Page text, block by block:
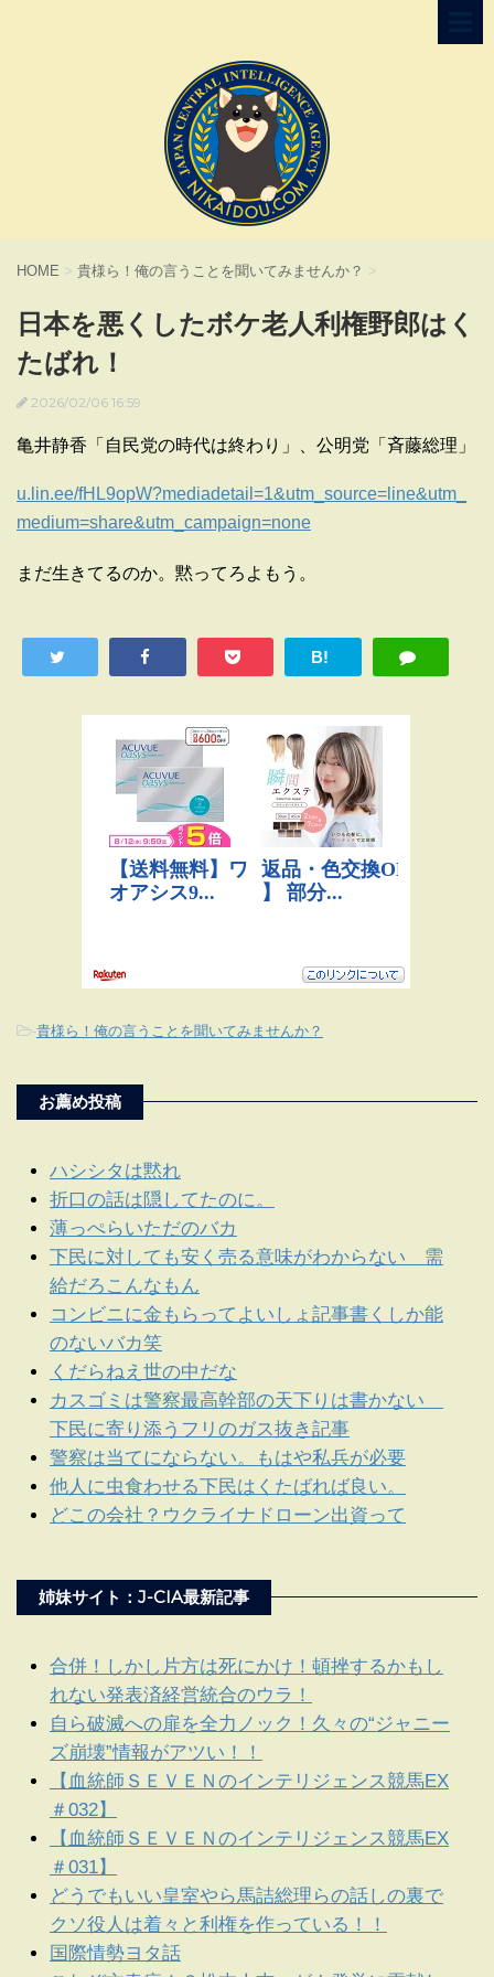
HOME > 貴様ら！俺の言うことを聞いてみませんか？ >
日本を悪くしたボケ老人利権野郎はく
たばれ！
2026/02/06 16:59
亀井静香「自民党の時代は終わり」、公明党「斉藤総理」
u.lin.ee/fHL9opW?mediadetail=1&utm_source=line&utm_
medium=share&utm_campaign=none
まだ生きてるのか。黙ってろよもう。
B!
-貴様ら！俺の言うことを聞いてみませんか？
お薦め投稿
ハシシタは黙れ
折口の話は隠してたのに。
薄っぺらいただのバカ
下民に対しても安く売る意味がわからない 需
給だろこんなもん
コンビニに金もらってよいしょ記事書くしか能
のないバカ笑
くだらねえ世の中だな
カスゴミは警察最高幹部の天下りは書かない
下民に寄り添うフリのガス抜き記事
警察は当てにならない。もはや私兵が必要
他人に虫食わせる下民はくたばれば良い。
どこの会社？ウクライナドローン出資って
姉妹サイト：J-CIA最新記事
合併！しかし片方は死にかけ！頓挫するかもし
れない発表済経営統合のウラ！
自ら破滅への扉を全力ノック！久々の“ジャニー
ズ崩壊”情報がアツい！！
【血統師ＳＥＶＥＮのインテリジェンス競馬EX
＃032】
【血統師ＳＥＶＥＮのインテリジェンス競馬EX
＃031】
どうでもいい皇室やら馬詰総理らの話しの裏で
クソ役人は着々と利権を作っている！！
国際情勢ヨタ話